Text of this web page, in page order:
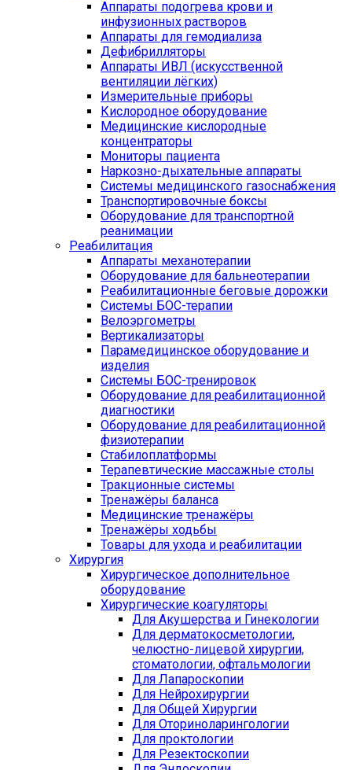
Аппараты подогрева крови и
инфузионных растворов
Аппараты для гемодиализа
Дефибрилляторы
Аппараты ИВЛ (искусственной
вентиляции лёгких)
Измерительные приборы
Кислородное оборудование
Медицинские кислородные
концентраторы
Мониторы пациента
Наркозно-дыхательные аппараты
Системы медицинского газоснабжения
Транспортировочные боксы
Оборудование для транспортной
реанимации
Реабилитация
Аппараты механотерапии
Оборудование для бальнеотерапии
Реабилитационные беговые дорожки
Системы БОС-терапии
Велоэргометры
Вертикализаторы
Парамедицинское оборудование и
изделия
Системы БОС-тренировок
Оборудование для реабилитационной
диагностики
Оборудование для реабилитационной
физиотерапии
Стабилоплатформы
Терапевтические массажные столы
Тракционные системы
Тренажёры баланса
Медицинские тренажёры
Тренажёры ходьбы
Товары для ухода и реабилитации
Хирургия
Хирургическое дополнительное
оборудование
Хирургические коагуляторы
Для Акушерства и Гинекологии
Для дерматокосметологии,
челюстно-лицевой хирургии,
стоматологии, офтальмологии
Для Лапароскопии
Для Нейрохирургии
Для Общей Хирургии
Для Оториноларингологии
Для проктологии
Для Резектоскопии